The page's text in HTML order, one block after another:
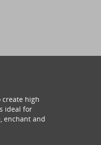
create high
ideal for
enchant and